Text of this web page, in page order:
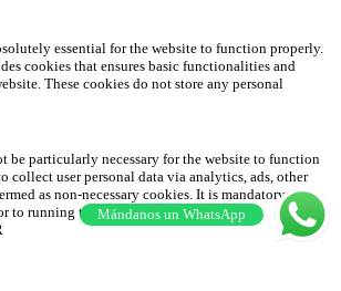
essential for the website to function properly.
cookies that ensures basic functionalities and
These cookies do not store any personal
be particularly necessary for the website to function
collect user personal data via analytics, ads, other
as non-necessary cookies. It is mandatory to
to running these cookies on your website.
Mándanos un WhatsApp